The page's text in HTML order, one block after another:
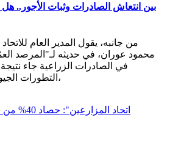
بين انتعاش الصادرات وثبات الأجور..
من جانبه، يقول المدير العام
محمود عوران، في حديثه لـ"المرصد
في الصادرات الزراعية جاء
التطورات الجيوسياسية المحيطة بالأردن،